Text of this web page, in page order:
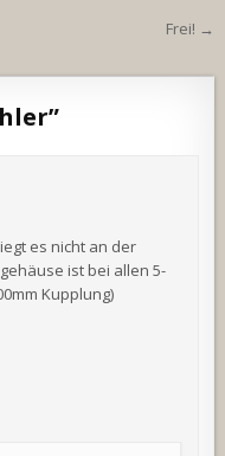
Frei! →
”
es nicht an der
ist bei allen 5-
Kupplung)